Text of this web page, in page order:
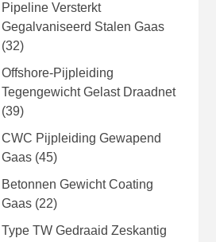
Pipeline Versterkt
Gegalvaniseerd Stalen Gaas
(32)
Offshore-Pijpleiding
Tegengewicht Gelast Draadnet
(39)
CWC Pijpleiding Gewapend
Gaas (45)
Betonnen Gewicht Coating
Gaas (22)
Type TW Gedraaid Zeskantig